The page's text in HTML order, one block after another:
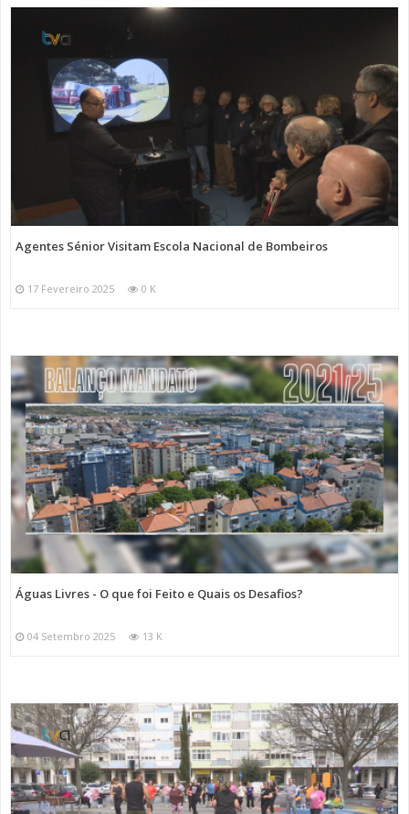
Agentes Sénior Visitam Escola Nacional de Bombeiros
17 Fevereiro 2025 0 K
Águas Livres - O que foi Feito e Quais os Desafios?
04 Setembro 2025 13 K